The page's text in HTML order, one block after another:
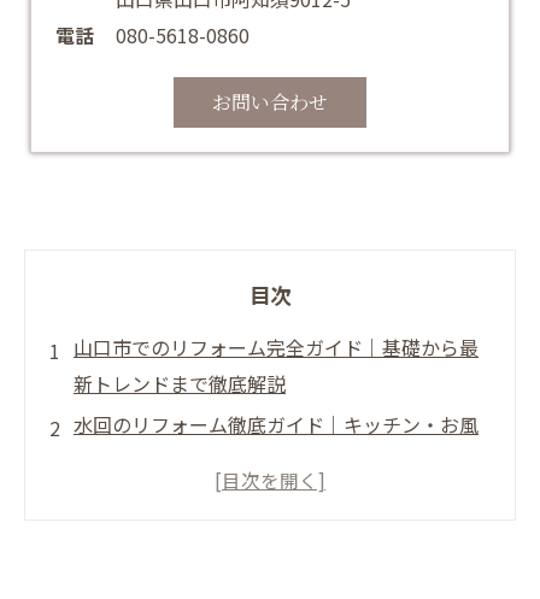
電話
080-5618-0860
お問い合わせ
目次
山口市でのリフォーム完全ガイド｜基礎から最
新トレンドまで徹底解説
水回のリフォーム徹底ガイド｜キッチン・お風
外壁・屋根リフォーム専門ガイド｜塗装・葺き